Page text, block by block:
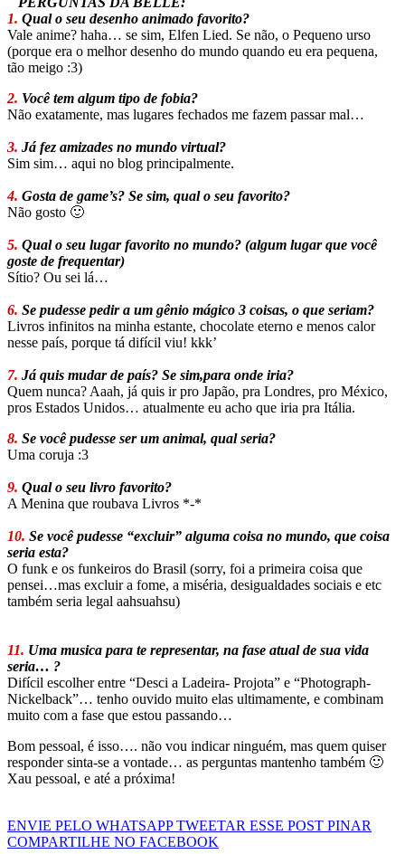
1. Qual o seu desenho animado favorito?
Vale anime? haha… se sim, Elfen Lied. Se não, o Pequeno urso
(porque era o melhor desenho do mundo quando eu era pequena,
tão meigo :3)
2. Você tem algum tipo de fobia?
Não exatamente, mas lugares fechados me fazem passar mal…
3. Já fez amizades no mundo virtual?
Sim sim… aqui no blog principalmente.
4. Gosta de game’s? Se sim, qual o seu favorito?
Não gosto 🙂
5. Qual o seu lugar favorito no mundo? (algum lugar que você
goste de frequentar)
Sítio? Ou sei lá…
6. Se pudesse pedir a um gênio mágico 3 coisas, o que seriam?
Livros infinitos na minha estante, chocolate eterno e menos calor
nesse país, porque tá difícil viu! kkk’
7. Já quis mudar de país? Se sim,para onde iria?
Quem nunca? Aaah, já quis ir pro Japão, pra Londres, pro México,
pros Estados Unidos… atualmente eu acho que iria pra Itália.
8. Se você pudesse ser um animal, qual seria?
Uma coruja :3
9. Qual o seu livro favorito?
A Menina que roubava Livros *-*
10. Se você pudesse “excluir” alguma coisa no mundo, que coisa
seria esta?
O funk e os funkeiros do Brasil (sorry, foi a primeira coisa que
pensei…mas excluir a fome, a miséria, desigualdades sociais e etc
também seria legal aahsuahsu)
11. Uma musica para te representar, na fase atual de sua vida
seria… ?
Difícil escolher entre “Desci a Ladeira- Projota” e “Photograph-
Nickelback”… tenho ouvido muito elas ultimamente, e combinam
muito com a fase que estou passando…
Bom pessoal, é isso…. não vou indicar ninguém, mas quem quiser
responder sinta-se a vontade… as perguntas mantenho também 🙂
Xau pessoal, e até a próxima!
ENVIE PELO WHATSAPPTWEETAR ESSE POST PINAR
COMPARTILHE NO FACEBOOK